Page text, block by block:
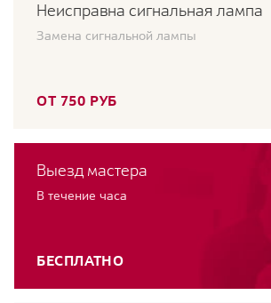
Неисправна сигнальная лампа
Замена сигнальной лампы
ОТ 750 РУБ
Выезд мастера
В течение часа
БЕСПЛАТНО